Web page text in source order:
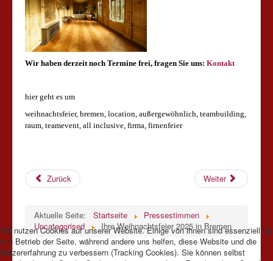
Wir haben derzeit noch Termine frei, fragen Sie uns: Kontakt
hier geht es um
weihnachtsfeier, bremen, location, außergewöhnlich, teambuilding,
raum, teamevent, all inclusive, firma, firnenfeier
Zurück Weiter
Aktuelle Seite: Startseite
Pressestimmen
Uncategorised
Ihre Weihnachtsfeier 2025 in Bremen
Wir nutzen Cookies auf unserer Website. Einige von ihnen sind essenziell für
den Betrieb der Seite, während andere uns helfen, diese Website und die
Nutzererfahrung zu verbessern (Tracking Cookies). Sie können selbst